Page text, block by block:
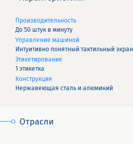
Производительность
До 50 штук в минуту
Управление машиной
Интуитивно понятный тактильный экран
Этикетирование
1 этикетка
Конструкция
Нержавеющая сталь и алюминий
Отрасли